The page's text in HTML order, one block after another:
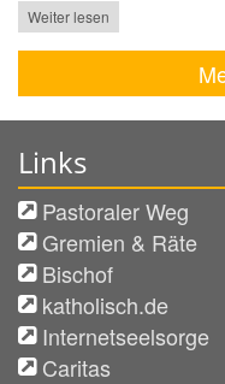
Weiter lesen
Links
Pastoraler Weg
Gremien & Räte
Bischof
katholisch.de
Internetseelsorge
Caritas